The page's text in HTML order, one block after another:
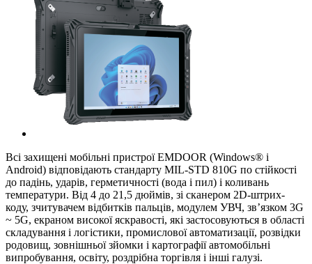
Всі захищені мобільні пристрої EMDOOR (Windows® і
Android) відповідають стандарту MIL-STD 810G по стійкості
до падінь, ударів, герметичності (вода і пил) і коливань
температури. Від 4 до 21,5 дюймів, зі сканером 2D-штрих-
коду, зчитувачем відбитків пальців, модулем УВЧ, зв’язком 3G
~ 5G, екраном високої яскравості, які застосовуються в області
складування і логістики, промислової автоматизації, розвідки
родовищ, зовнішньої зйомки і картографії автомобільні
випробування, освіту, роздрібна торгівля і інші галузі.